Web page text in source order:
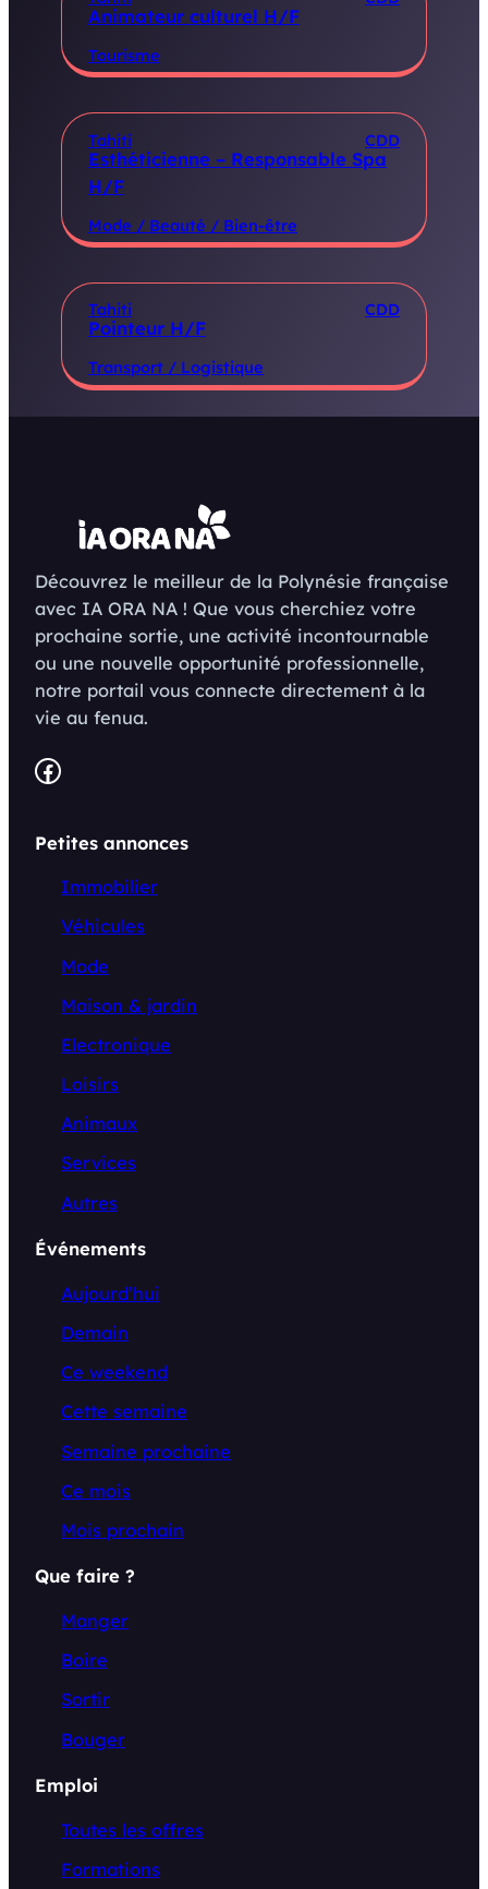
Animateur culturel H/F
Tourisme
Tahiti CDD
Esthéticienne – Responsable Spa
H/F
Mode / Beauté / Bien-être
Tahiti CDD
Pointeur H/F
Transport / Logistique
Découvrez le meilleur de la Polynésie française
avec IA ORA NA ! Que vous cherchiez votre
prochaine sortie, une activité incontournable
ou une nouvelle opportunité professionnelle,
notre portail vous connecte directement à la
vie au fenua.
Facebook
Petites annonces
Immobilier
Véhicules
Mode
Maison & jardin
Electronique
Loisirs
Animaux
Services
Autres
Événements
Aujourd’hui
Demain
Ce weekend
Cette semaine
Semaine prochaine
Ce mois
Mois prochain
Que faire ?
Manger
Boire
Sortir
Bouger
Emploi
Toutes les offres
Formations